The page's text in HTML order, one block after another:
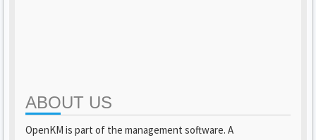
ABOUT US
OpenKM is part of the management software. A